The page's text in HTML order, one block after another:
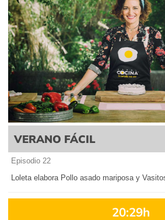
VERANO FÁCIL
Episodio 22
Loleta elabora Pollo asado mariposa y
20:29h